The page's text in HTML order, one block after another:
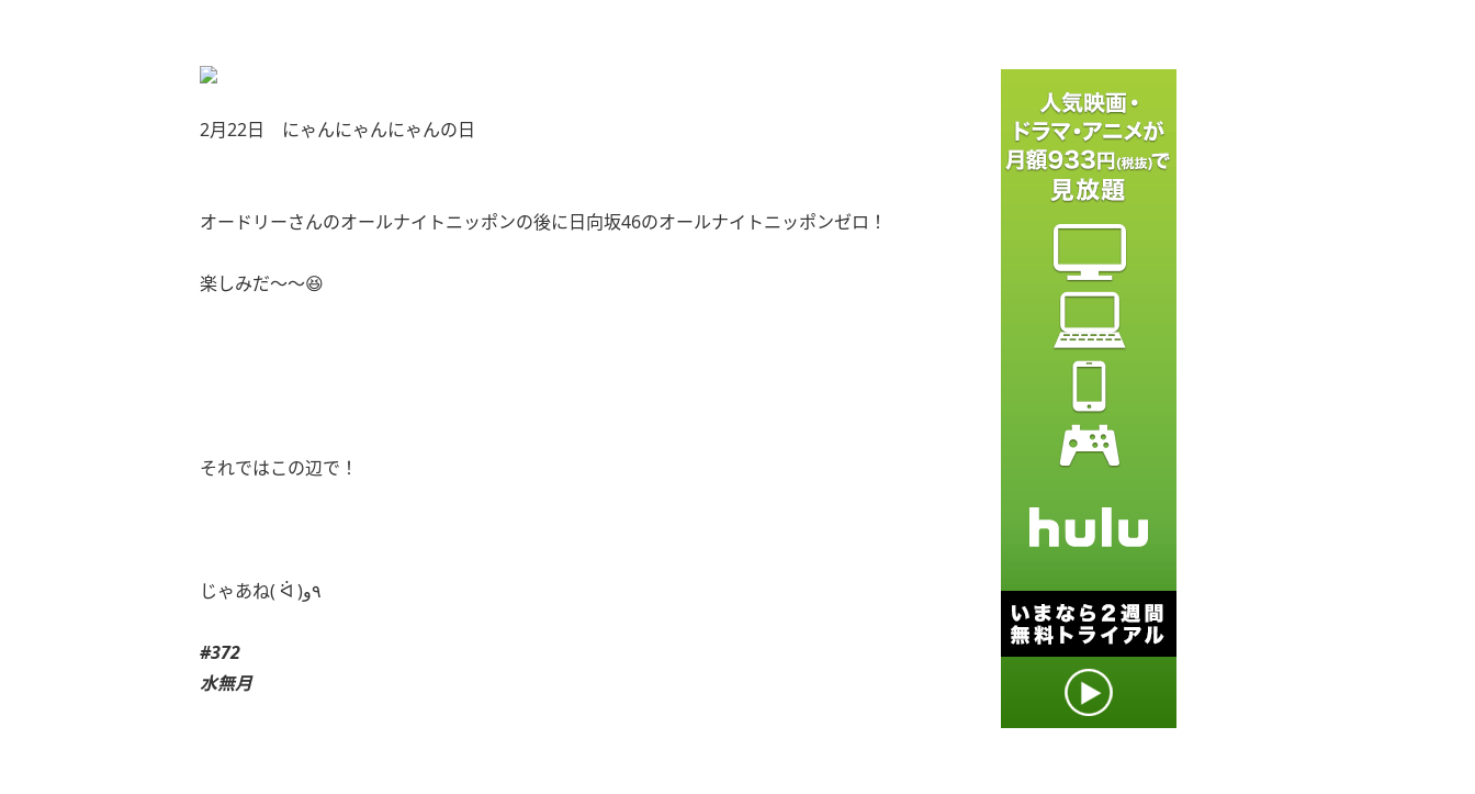
2月22日 にゃんにゃんにゃんの日
オードリーさんのオールナイトニッポンの後に日向坂46のオールナイトニッポンゼロ！
楽しみだ〜〜😆
それではこの辺で！
じゃあね( ᐛ )٩و
#372
水無月